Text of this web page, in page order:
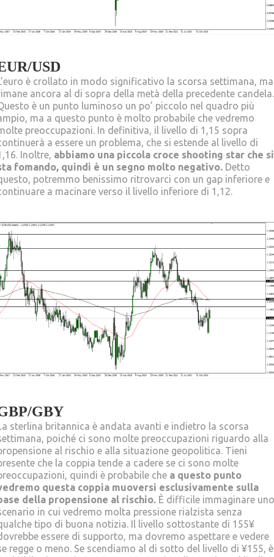
USD
è crollato in modo significativo la scorsa settimana, ma
ancora al di sopra della metà della precedente candela.
è un punto luminoso un po’ piccolo nel quadro più
ma a questo punto è molto probabile che vedremo
preoccupazioni. In definitiva, il livello di 1,15 sopra
a essere un problema, che si estende al livello di
Inoltre, abbiamo una piccola croce shooting star che si
fomando, quindi è un segno molto negativo. Detto
potremmo benissimo ritrovarci con un gap inferiore e
a macinare verso il livello inferiore di 1,12.
GBY
sterlina britannica è andata avanti e indietro la scorsa
poiché ci sono molte preoccupazioni riguardo alla
al rischio e alla situazione geopolitica. Tieni
che la coppia tende a cadere se ci sono molte
quindi è probabile che a questo punto
questa coppia muoversi esclusivamente sulla
della propensione al rischio. È difficile immaginare uno
in cui vedremo molta pressione rialzista senza
tipo di buona notizia. Il livello sottostante di 155¥
essere di supporto, ma dovremo aspettare e vedere
regge o meno. Se scendiamo al di sotto del livello di ¥155, è